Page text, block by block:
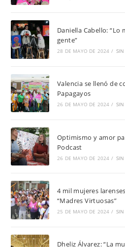
Daniella Cabello: “Lo
gente”
28 DE MAYO DE 2024 /
Valencia se llenó de
Papagayos
26 DE MAYO DE 2024 /
Optimismo y amor
Podcast
26 DE MAYO DE 2024 /
4 mil mujeres
“Madres Virtuosas”
25 DE MAYO DE 2024 /
Dheliz Álvarez: “La